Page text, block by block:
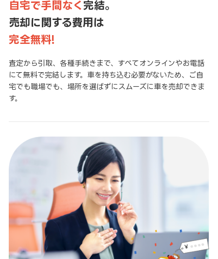
自宅で手間なく 完結。
売却に関する費用は
完全無料!
査定から引取、各種手続きまで、すべてオンラインやお電話
にて無料で完結します。車を持ち込む必要がないため、ご自
宅でも職場でも、場所を選ばずにスムーズに車を売却できま
す。